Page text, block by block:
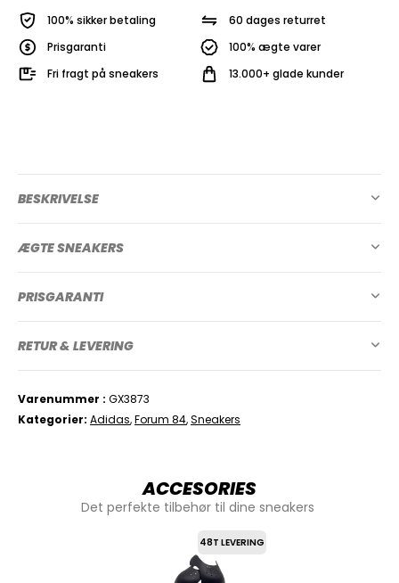
100% sikker betaling
Prisgaranti
Fri fragt på sneakers
60 dages returret
100% ægte varer
13.000+ glade kunder
BESKRIVELSE
ÆGTE SNEAKERS
PRISGARANTI
RETUR & LEVERING
Varenummer
GX3873
Kategorier Adidas,Forum 84,Sneakers
ACCESORIES
Det perfekte tilbehør til dine sneakers
48T LEVERING